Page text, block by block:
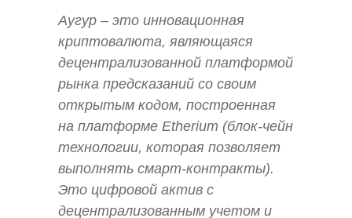
Аугур – это инновационная
криптовалюта, являющаяся
децентрализованной платформой
рынка предсказаний со своим
открытым кодом, построенная
на платформе Etherium (блок-чейн
технологии, которая позволяет
выполнять смарт-контракты).
Это цифровой актив с
децентрализованным учетом и